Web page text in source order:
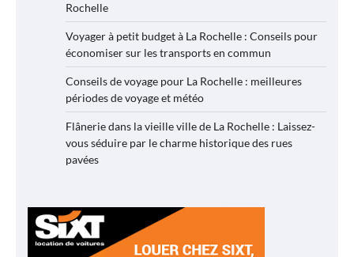
Rochelle
Voyager à petit budget à La Rochelle : Conseils pour
économiser sur les transports en commun
Conseils de voyage pour La Rochelle : meilleures
périodes de voyage et météo
Flânerie dans la vieille ville de La Rochelle : Laissez-
vous séduire par le charme historique des rues
pavées